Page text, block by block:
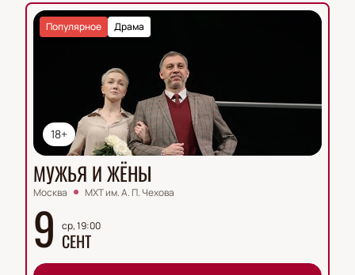
18+
Драма
Популярное
МУЖЬЯ И ЖЁНЫ
Москва МХТ им. А. П. Чехова
9 ср, 19:00
СЕНТ